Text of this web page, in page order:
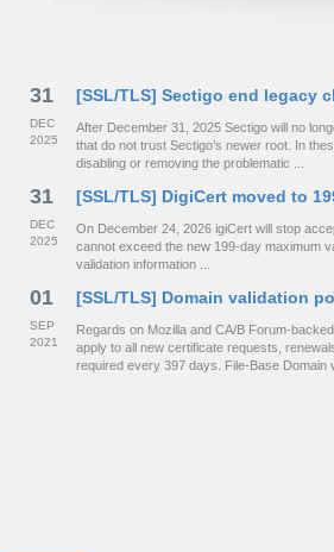
31
DEC
2025
[SSL/TLS] Sectigo end legacy
After December 31, 2025 Sectigo will no
that do not trust Sectigo’s newer root. In
disabling or removing the problematic ...
31
DEC
2025
[SSL/TLS] DigiCert moved to
On December 24, 2026 igiCert will stop
cannot exceed the new 199-day maximum
validation information ...
01
SEP
2021
[SSL/TLS] Domain validation
Regards on Mozilla and CA/B Forum-
apply to all new certificate requests,
required every 397 days. File-Base Domain v